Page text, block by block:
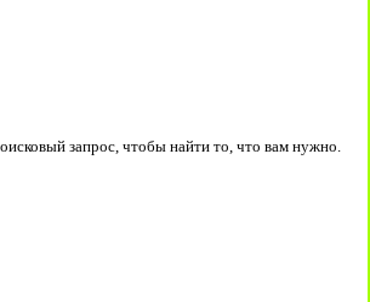
запрос, чтобы найти то, что вам нужно.